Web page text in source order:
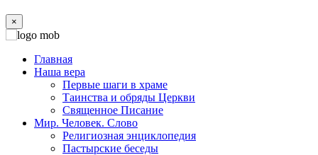
×
Главная
Наша вера
Первые шаги в храме
Таинства и обряды Церкви
Священное Писание
Мир. Человек. Слово
Религиозная энциклопедия
Пастырские беседы